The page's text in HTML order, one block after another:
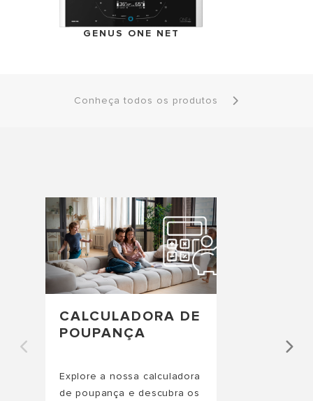
GENUS ONE NET
Conheça todos os produtos
CALCULADORA DE
POUPANÇA
Explore a nossa calculadora
de poupança e descubra os